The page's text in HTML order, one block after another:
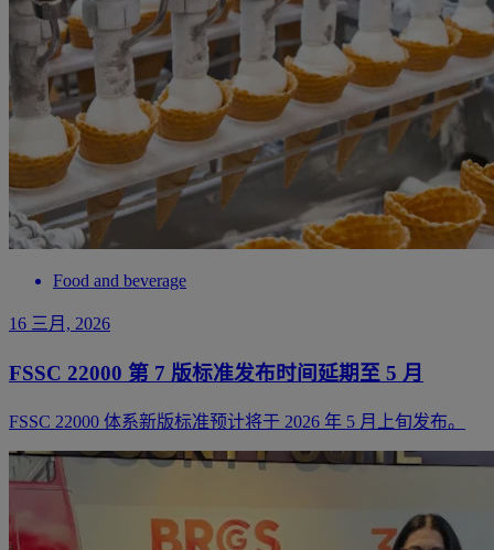
Food and beverage
16 三月, 2026
FSSC 22000 第 7 版标准发布时间延期至 5 月
FSSC 22000 体系新版标准预计将于 2026 年 5 月上旬发布。